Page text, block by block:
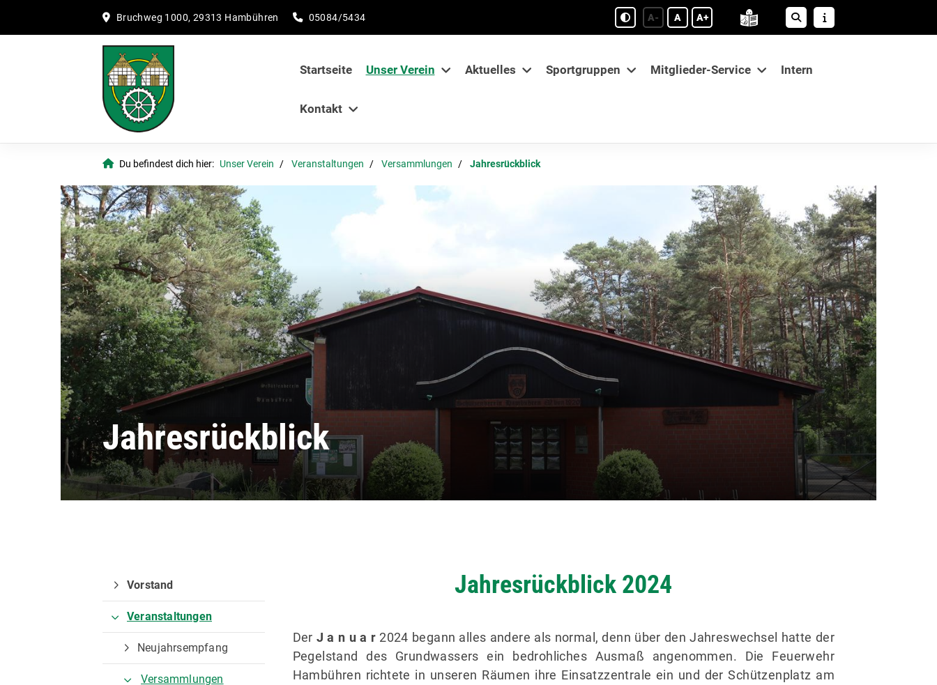
Bruchweg 1000, 29313 Hambühren 05084/5434 A- A A+
Startseite Unser Verein Aktuelles Sportgruppen Mitglieder-Service Intern
Kontakt
Du befindest dich hier: Unser Verein Veranstaltungen Versammlungen Jahresrückblick
Jahresrückblick
Jahresrückblick 2024
Der J a n u a r 2024 begann alles andere als normal, denn über den Jahreswechsel hatte der
Pegelstand des Grundwassers ein bedrohliches Ausmaß angenommen. Die Feuerwehr
Hambühren richtete in unseren Räumen ihre Einsatzzentrale ein und der Schützenplatz am
Vorstand
Veranstaltungen
Neujahrsempfang
Versammlungen
Schützenverein
Hambühren e.V.
Bruchweg 1000
29313 Hambühren
Maren Gremmel
Kampstr. 40
29223 Celle
Schützenhaus
Vorstand
Majestäten
Alles zur Mitgliedschaft
Downloads
Fragen & Antworten